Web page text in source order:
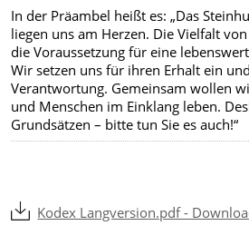
In der Präambel heißt es: „Das
liegen uns am Herzen. Die Vielfalt
die Voraussetzung für eine
Wir setzen uns für ihren Erhalt ein
Verantwortung. Gemeinsam wollen
und Menschen im Einklang leben.
Grundsätzen – bitte tun Sie es auch!“
Kodex Langversion.pdf -